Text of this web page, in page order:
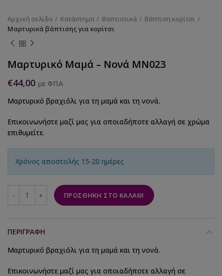
Αρχική σελίδα Κατάστημα Βαπτιστικά
Βάπτιση κορίτσι
Μαρτυρικά βάπτισης για κορίτσι
Μαρτυρικό Μαμά – Νονά ΜΝ023
€44,00 με ΦΠΑ
Μαρτυρικό βραχιόλι για τη μαμά και τη νονά.
Επικοινωνήστε μαζί μας για οποιαδήποτε αλλαγή σε χρώμα
επιθυμείτε.
Χρόνος αποστολής 15-20 ημέρες
ΠΡΟΣΘΉΚΗ ΣΤΟ ΚΑΛΆΘΙ
ΠΕΡΙΓΡΑΦΉ
Μαρτυρικό βραχιόλι για τη μαμά και τη νονά.
Επικοινωνήστε μαζί μας για οποιαδήποτε αλλαγή σε